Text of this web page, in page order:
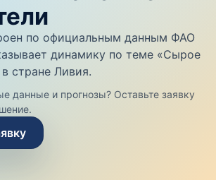
по официальным данным ФАО
динамику по теме «Сырое
стране Ливия.
данные и прогнозы? Оставьте заявку